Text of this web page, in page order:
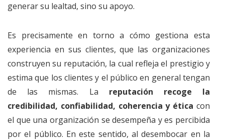
generar su lealtad, sino su apoyo.
Es precisamente en torno a cómo gestiona esta
experiencia en sus clientes, que las organizaciones
construyen su reputación, la cual refleja el prestigio y
estima que los clientes y el público en general tengan
de las mismas. La reputación recoge la
credibilidad, confiabilidad, coherencia y ética con
el que una organización se desempeña y es percibida
por el público. En este sentido, al desembocar en la